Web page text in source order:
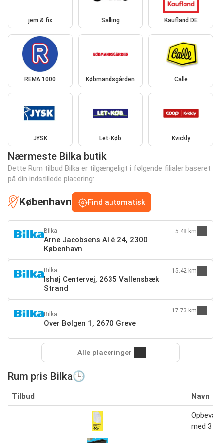
jem & fix Salling Kaufland DE
REMA 1000 Købmandsgården Calle
JYSK Let-Køb Kvickly
Nærmeste Bilka butik
Dette Rum tilbud Bilka er tilgængeligt i følgende filialer baseret
på din indstillede placering:
København Find automatisk
Bilka
Arne Jacobsens Allé 24, 2300
København
5.48 km
Bilka
Ishøj Centervej, 2635 Vallensbæk
Strand
15.42 km
Bilka
Over Bølgen 1, 2670 Greve
17.73 km
Alle placeringer
Rum pris Bilka🕒
Tilbud Navn
med 3